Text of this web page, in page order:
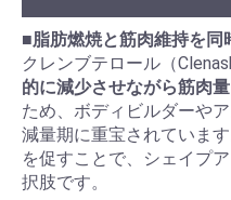
■脂肪燃焼と筋肉維持を同
クレンブテロール（
的に減少させながら筋肉
ため、ボディビルダーや
減量期に重宝されていま
を促すことで、シェイプ
択肢です。